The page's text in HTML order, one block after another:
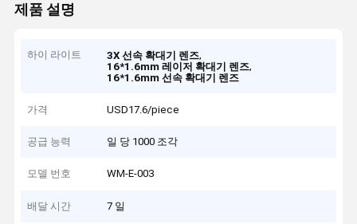
제품 설명
하이 라이트 3X 선속 확대기 렌즈,
16*1.6mm 레이저 확대기 렌즈,
16*1.6mm 선속 확대기 렌즈
가격 USD17.6/piece
공급 능력 일 당 1000 조각
모델 번호 WM-E-003
배달 시간 7 일